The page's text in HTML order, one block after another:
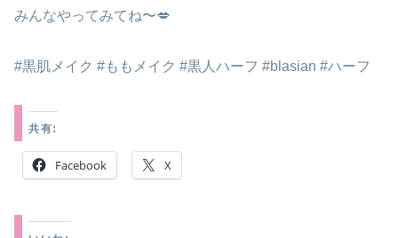
みんなやってみてね〜💋
#黒肌メイク #ももメイク #黒人ハーフ #blasian #ハーフ
共有:
Facebook X